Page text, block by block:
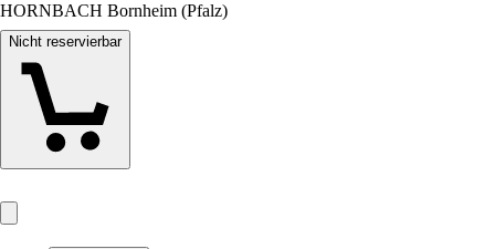
HORNBACH Bornheim (Pfalz)
Nicht reservierbar